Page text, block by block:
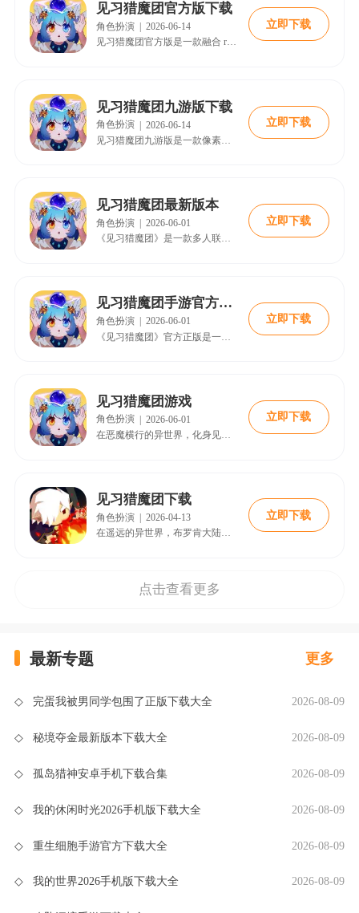
见习猎魔团官方版下载
角色扮演
2026-06-14
见习猎魔团官方版是一款融合 roguelike 元素的弹幕射击像素风手游。玩家将化身猎魔英雄，乘坐时空之船探索破碎大陆，击败被恶魔魔化的敌人。游戏支持最多四人远程联机，与好友组队开团乐趣无穷。上百种新奇武器随机掉落，搭配独特 build 组合，每次冒险关卡随机生成，体验各不相同。操作简单易上手，自动瞄准让走位更流畅。快来下载见习猎魔团官方版，召集伙伴一起抵御恶魔入侵，恢复大陆和平，享受酣畅淋漓的战斗体验。 游戏特色 1. 上百种新奇武器宝物，搭配独特 build 组合 2. 最多支持四人远程联机，好友一起
立即下载
见习猎魔团九游版下载
角色扮演 | 2026-06-14
立即下载
见习猎魔团最新版本
角色扮演
2026-06-01
《见习猎魔团》是一款多人联机Roguelike动作冒险游戏。你将从零扮演猎魔人，与伙伴闯入随机生成的地城，灵活搭配技能、武器与圣物，自由构筑战斗流派。最新版本开启「矮人金矿」限时挑战与「圣光试炼」赛季战令，每次冒险都充满新鲜感与成长动力。
立即下载
见习猎魔团手游官方正版
角色扮演
2026-06-01
立即下载
见习猎魔团游戏
角色扮演 | 2026-06-01
在恶魔横行的异世界，化身见习猎魔人体验策略与操作并重的冒险。融合Roguelike随机探索与角色养成，每次秘境都有全新地图、怪物和宝藏，构筑专属流派。支持单挑首领或联机组队，还有赛季战令、矮人金矿、圣光试炼等丰富玩法，个性装扮系统更显风采。每一次探索都充满惊喜与成长。
立即下载
见习猎魔团下载
角色扮演
2026-04-13
在遥远的异世界，布罗肯大陆曾是和平与繁荣的象征，各族人民和谐共处。然而，一颗陨石的坠落打破了宁静，恶魔从时空裂缝中涌出，将大陆推向了混乱与战火。为了对抗恶魔的侵袭，七个王国的勇士们组成了“见习猎魔团”
立即下载
点击查看更多
最新专题 更多
◇ 完蛋我被男同学包围了正版下载大全 2026-08-09
◇ 秘境夺金最新版本下载大全 2026-08-09
◇ 孤岛猎神安卓手机下载合集 2026-08-09
◇ 我的休闲时光2026手机版下载大全 2026-08-09
◇ 重生细胞手游官方下载大全 2026-08-09
◇ 我的世界2026手机版下载大全 2026-08-09